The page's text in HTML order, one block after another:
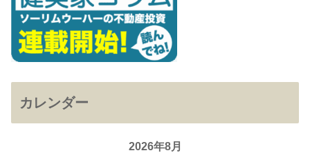
カレンダー
2026年8月